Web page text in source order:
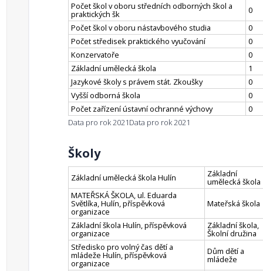
Počet škol v oboru středních odborných škol a
praktických šk
0
Počet škol v oboru nástavbového studia
0
Počet středisek praktického vyučování
0
Konzervatoře
0
Základní umělecká škola
1
Jazykové školy s právem stát. Zkoušky
0
Vyšší odborná škola
0
Počet zařízení ústavní ochranné výchovy
0
Data pro rok 2021Data pro rok 2021
Školy
Základní umělecká škola Hulín Základní
umělecká škola
MATEŘSKÁ ŠKOLA, ul. Eduarda
Světlíka, Hulín, příspěvková
organizace
Mateřská škola
Základní škola Hulín, příspěvková
organizace
Základní škola,
Školní družina
Středisko pro volný čas dětí a
mládeže Hulín, příspěvková
organizace
Dům dětí a
mládeže